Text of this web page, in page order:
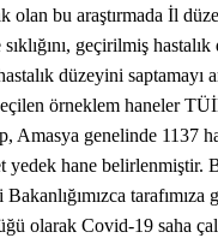
olan bu araştırmada İl
sıklığını, geçirilmiş
düzeyini saptamayı
örneklem haneler
Amasya genelinde 1137
yedek hane belirlenmiştir.
olarak Covid-19 saha